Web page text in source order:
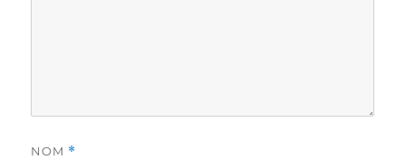
NOM *